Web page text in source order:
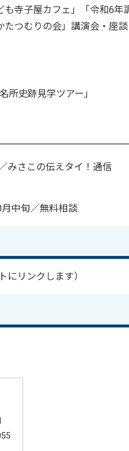
寺子屋カフェ」「令和6年
たつむりの会」講演会・座談
所史跡見学ツアー」
みさこの伝えタイ！通信
中旬／無料相談
にリンクします）